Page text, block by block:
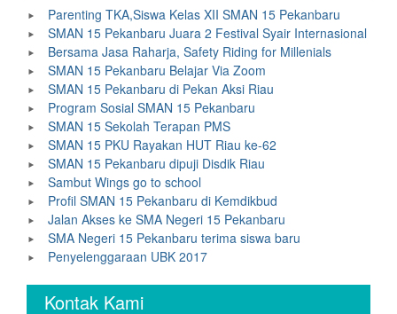
Parenting TKA,Siswa Kelas XII SMAN 15 Pekanbaru
SMAN 15 Pekanbaru Juara 2 Festival Syair Internasional
Bersama Jasa Raharja, Safety Riding for Millenials
SMAN 15 Pekanbaru Belajar Via Zoom
SMAN 15 Pekanbaru di Pekan Aksi Riau
Program Sosial SMAN 15 Pekanbaru
SMAN 15 Sekolah Terapan PMS
SMAN 15 PKU Rayakan HUT Riau ke-62
SMAN 15 Pekanbaru dipuji Disdik Riau
Sambut Wings go to school
Profil SMAN 15 Pekanbaru di Kemdikbud
Jalan Akses ke SMA Negeri 15 Pekanbaru
SMA Negeri 15 Pekanbaru terima siswa baru
Penyelenggaraan UBK 2017
Kontak Kami